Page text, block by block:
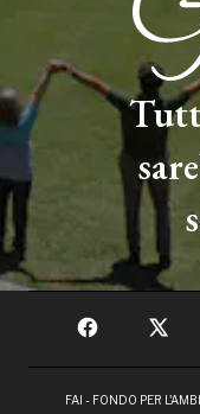
FAI - FONDO PER